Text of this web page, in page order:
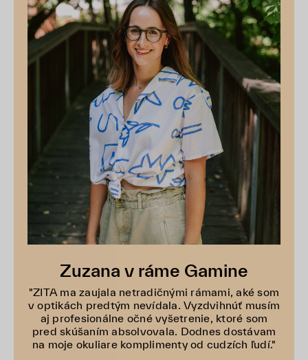
Zuzana v ráme Gamine
"ZITA ma zaujala netradičnými rámami, aké som
v optikách predtým nevídala. Vyzdvihnúť musím
aj profesionálne očné vyšetrenie, ktoré som
pred skúšaním absolvovala. Dodnes dostávam
na moje okuliare komplimenty od cudzích ľudí."